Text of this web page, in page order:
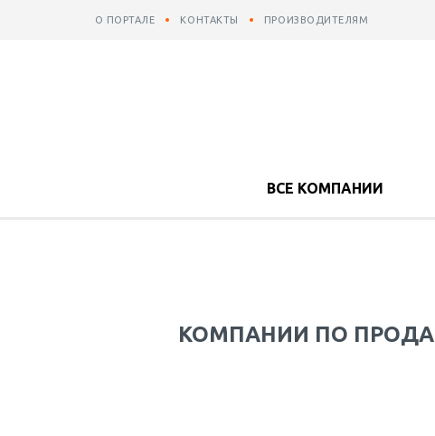
О ПОРТАЛЕ КОНТАКТЫ ПРОИЗВОДИТЕЛЯМ
ВСЕ КОМПАНИИ
КОМПАНИИ ПО